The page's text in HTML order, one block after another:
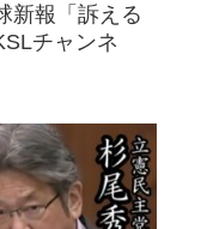
新報「訴える
チャンネ